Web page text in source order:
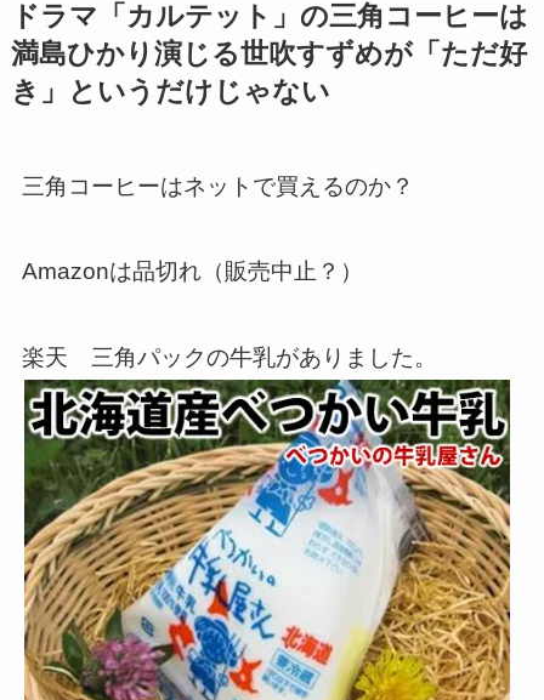
ドラマ「カルテット」の三角コーヒーは
満島ひかり演じる世吹すずめが「ただ好
き」というだけじゃない
三角コーヒーはネットで買えるのか？
Amazonは品切れ（販売中止？）
楽天 三角パックの牛乳がありました。